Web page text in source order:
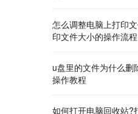
怎么调整电脑上打印
印文件大小的操作流程
u盘里的文件为什么删
操作教程
如何打开电脑回收站?